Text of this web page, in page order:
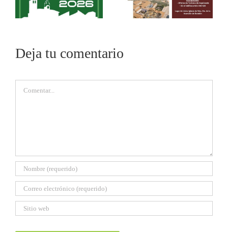
Deja tu comentario
Comentar